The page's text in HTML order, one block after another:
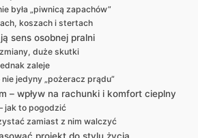
była „piwnicą zapachów”
koszach i stertach
sens osobnej pralni
zmiany, duże skutki
zaleje
jedyny „pożeracz prądu”
– wpływ na rachunki i komfort cieplny
jak to pogodzić
zamiast z nim walczyć